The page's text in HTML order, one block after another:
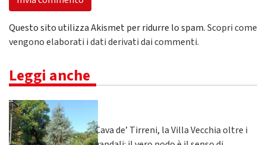
Questo sito utilizza Akismet per ridurre lo spam.Scopri come
vengono elaborati i dati derivati dai commenti.
Leggi anche
Cava de’ Tirreni, la Villa Vecchia oltre i